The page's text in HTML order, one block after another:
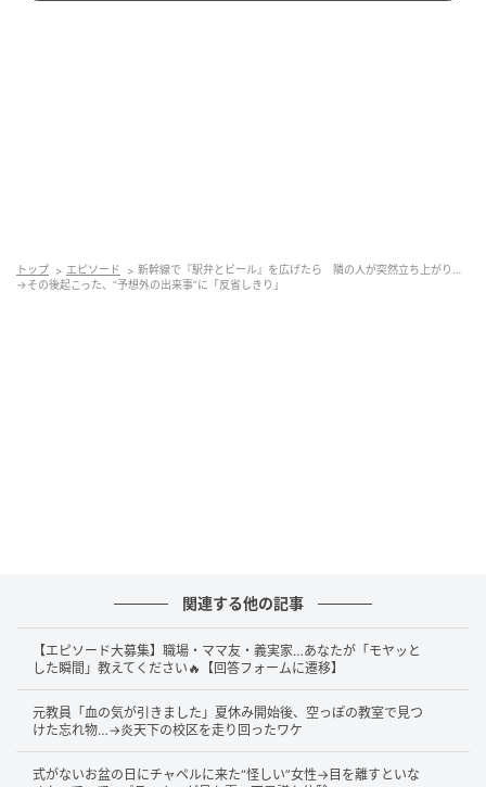
態に。足元や周囲の床はビールでびしょ濡れ。ティッ
シュを使い果たしても匂いは残り、まさに“惨事”となっ
け、周囲の乗客も不快そうな表情だったといいます。
本人たちは反省しきり 。それでも、「弁当とビールを
飲むときは周りに配慮、肝に銘じました」と自戒する
Aさん。
新大阪は利用客が多く、短時間での乗降も多いため、
トップ エピソード
新幹線で『駅弁とビール』を広げたら 隣の人が突然立ち上がり…
→その後起こった、“予想外の出来事”に「反省しきり」
関連する他の記事
【エピソード大募集】職場・ママ友・義実家…あなたが「モヤッと
した瞬間」教えてください🔥【回答フォームに遷移】
元教員「血の気が引きました」夏休み開始後、空っぽの教室で見つ
けた忘れ物…→炎天下の校区を走り回ったワケ
式がないお盆の日にチャペルに来た“怪しい”女性→目を離すといな